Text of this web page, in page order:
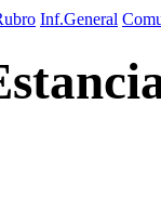
Inf.General